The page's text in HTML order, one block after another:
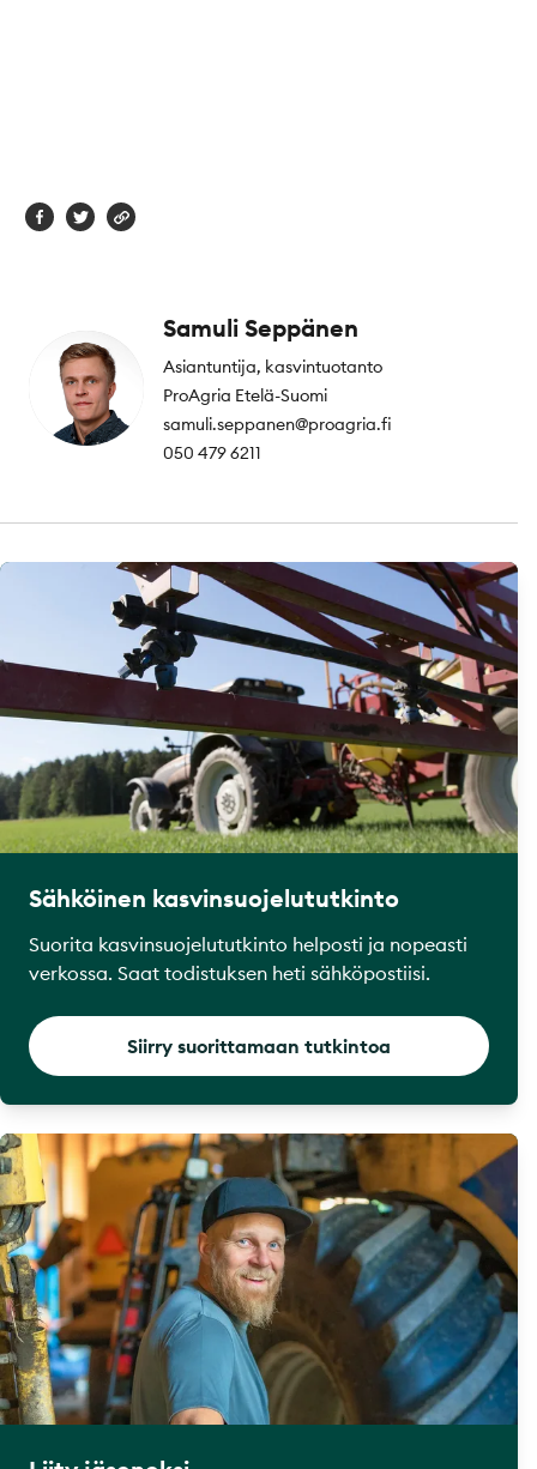
Samuli Seppänen
Asiantuntija, kasvintuotanto
ProAgria Etelä-Suomi
samuli.seppanen@proagria.fi
050 479 6211
Sähköinen kasvinsuojelututkinto
Suorita kasvinsuojelututkinto helposti ja nopeasti
verkossa. Saat todistuksen heti sähköpostiisi.
Siirry suorittamaan tutkintoa